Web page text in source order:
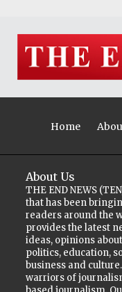
Home
About Us
THE END NEWS
that has been
readers around the
provides the latest
ideas, opinions
politics, education,
business and
warriors of